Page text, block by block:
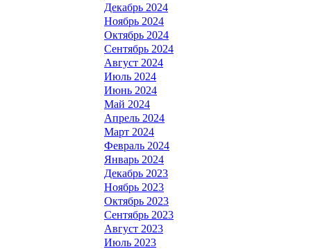
Декабрь 2024
Ноябрь 2024
Октябрь 2024
Сентябрь 2024
Август 2024
Июль 2024
Июнь 2024
Май 2024
Апрель 2024
Март 2024
Февраль 2024
Январь 2024
Декабрь 2023
Ноябрь 2023
Октябрь 2023
Сентябрь 2023
Август 2023
Июль 2023